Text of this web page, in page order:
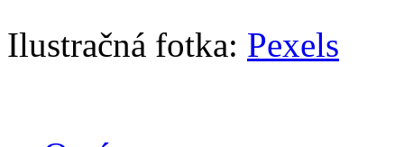
Ilustračná fotka: Pexels